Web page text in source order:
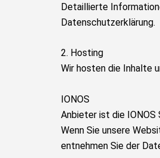
Detaillierte
Datenschutzerklärung.
2. Hosting
Wir hosten die Inhalte
IONOS
Anbieter ist die IONOS
Wenn Sie unsere
entnehmen Sie der